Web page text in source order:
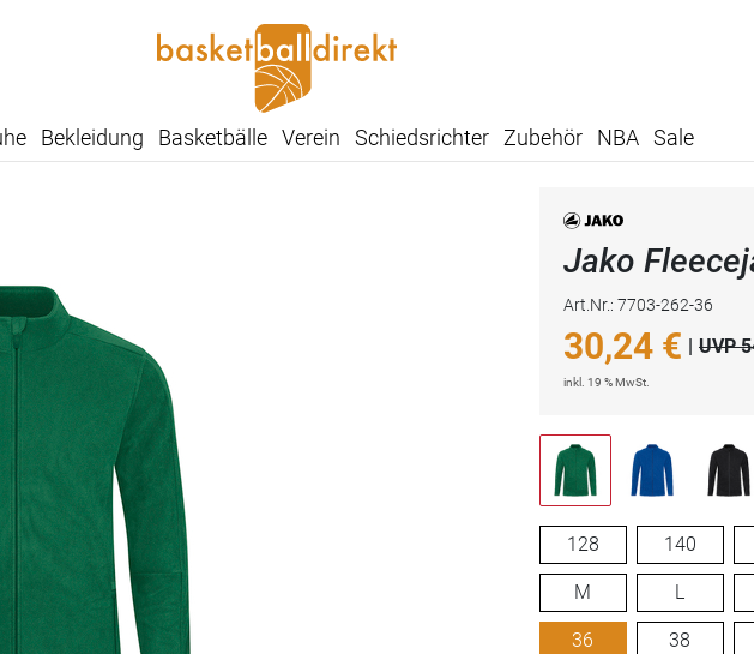
Bekleidung Basketbälle Verein Schiedsrichter Zubehör NBA Sale
Jako
Art.Nr.: 7703-262-36
30,24 € | UVP
inkl. 19 % MwSt.
128 140
M L
36 38